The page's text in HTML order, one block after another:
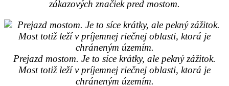
zákazových značiek pred mostom.
Prejazd mostom. Je to síce krátky, ale pekný zážitok.
Most totiž leží v príjemnej riečnej oblasti, ktorá je
chráneným územím.